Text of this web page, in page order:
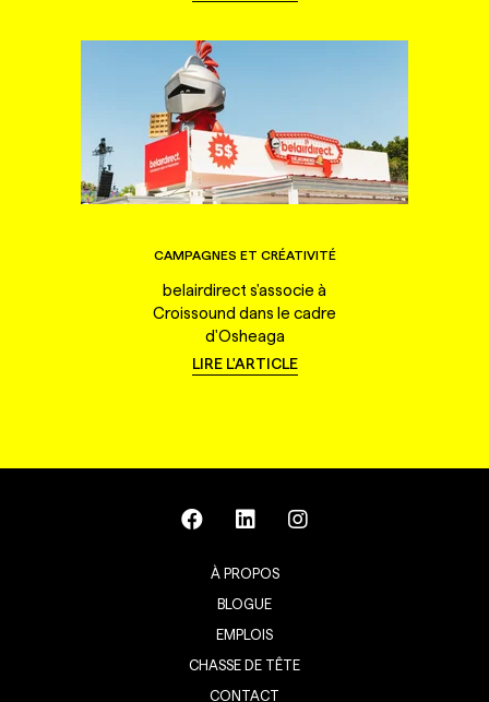
CAMPAGNES ET CRÉATIVITÉ
belairdirect s'associe à
Croissound dans le cadre
d'Osheaga
LIRE L'ARTICLE
À PROPOS
BLOGUE
EMPLOIS
CHASSE DE TÊTE
CONTACT